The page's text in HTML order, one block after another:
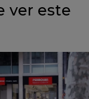
ver este